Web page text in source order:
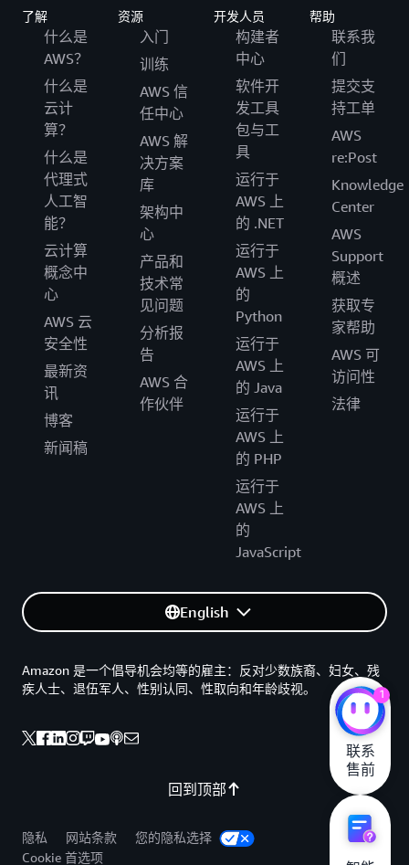
了解
什么是
AWS？
什么是
云计
算？
什么是
代理式
人工智
能？
云计算
概念中
心
AWS 云
安全性
最新资
讯
博客
新闻稿
资源
入门
训练
AWS 信
任中心
AWS 解
决方案
库
架构中
心
产品和
技术常
见问题
分析报
告
AWS 合
作伙伴
开发人员
构建者
中心
软件开
发工具
包与工
具
运行于
AWS 上
的 .NET
运行于
AWS 上
的
Python
运行于
AWS 上
的 Java
运行于
AWS 上
的 PHP
运行于
AWS 上
的
JavaScript
帮助
联系我
们
提交支
持工单
AWS
re:Post
Knowledge
Center
AWS
Support
概述
获取专
家帮助
AWS 可
访问性
法律
English
回到顶部
Amazon 是一个倡导机会均等的雇主：反对少数族裔、妇女、残
疾人士、退伍军人、性别认同、性取向和年龄歧视。
隐私 网站条款
您的隐私选择
Cookie 首选项
1
联系
售前